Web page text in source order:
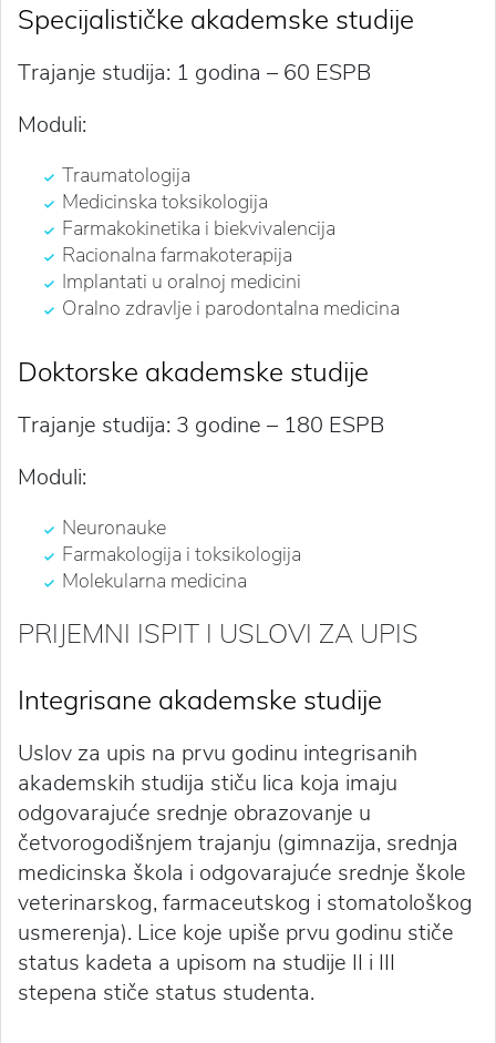
Specijalističke akademske studije
Trajanje studija: 1 godina – 60 ESPB
Moduli:
Traumatologija
Medicinska toksikologija
Farmakokinetika i biekvivalencija
Racionalna farmakoterapija
Implantati u oralnoj medicini
Oralno zdravlje i parodontalna medicina
Doktorske akademske studije
Trajanje studija: 3 godine – 180 ESPB
Moduli:
Neuronauke
Farmakologija i toksikologija
Molekularna medicina
PRIJEMNI ISPIT I USLOVI ZA UPIS
Integrisane akademske studije
Uslov za upis na prvu godinu integrisanih
akademskih studija stiču lica koja imaju
odgovarajuće srednje obrazovanje u
četvorogodišnjem trajanju (gimnazija, srednja
medicinska škola i odgovarajuće srednje škole
veterinarskog, farmaceutskog i stomatološkog
usmerenja). Lice koje upiše prvu godinu stiče
status kadeta a upisom na studije II i III
stepena stiče status studenta.